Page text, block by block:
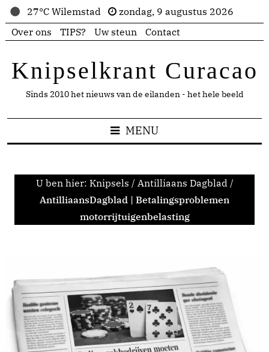
27°C Wilemstad
zondag, 9 augustus 2026
Over ons
TIPS? Uw steun Contact
Knipselkrant Curacao
Sinds 2010 het nieuws van de eilanden - het hele beeld
MENU
U ben hier: Knipsels / Antilliaans Dagblad /
AntilliaansDagblad | Betalingsproblemen
motorrijtuigenbelasting